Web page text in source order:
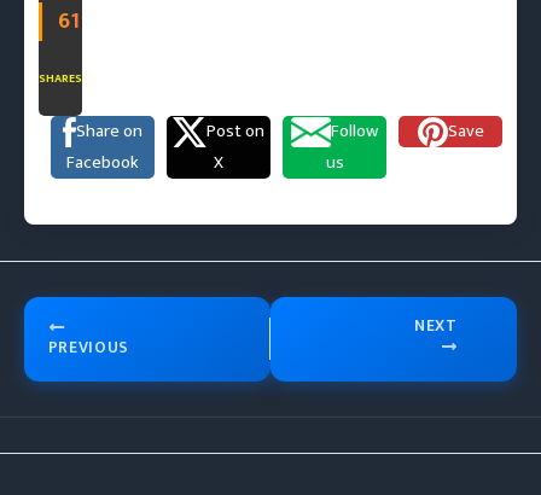
61
SHARES
Share on
Facebook
Post on
X
Follow
us
Save
PREVIOUS
NEXT